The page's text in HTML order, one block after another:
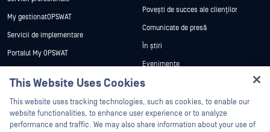
My gestionatOPSWAT
Servicii de implementare
Portalul My OPSWAT
Formare
vulnerabilităților
Parteneri
Povești de succes ale clienților
Comunicate de presă
În știri
Evenimente
Webinare
Fișe de date
Cărți albe
This Website Uses Cookies
This website uses tracking technologies, such as cookies, to enable our
website functionalities, to enhance user experience or to analyze
performance and traffic. We may also share information about your use of
Hey there!
I'm Ozzy, your OPSWAT virtual assistant.
How can I help you secure what's critical